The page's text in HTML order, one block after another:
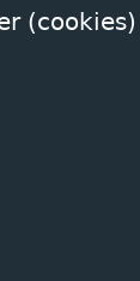
(cookies)